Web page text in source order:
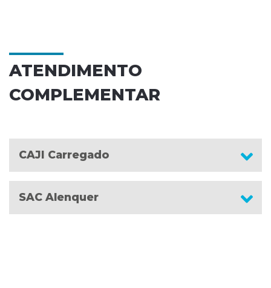
ATENDIMENTO
COMPLEMENTAR
CAJI Carregado
SAC Alenquer